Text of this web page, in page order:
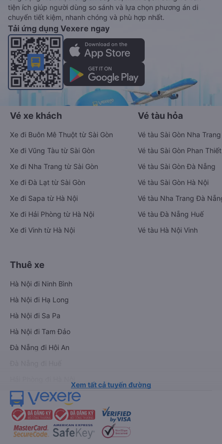
tiện ích giúp người dùng so sánh và lựa chọn phương án di
chuyển tiết kiệm, nhanh chóng và phù hợp nhất.
Tải ứng dụng Vexere ngay
Vé xe khách
Xe đi Buôn Mê Thuột từ Sài Gòn
Xe đi Vũng Tàu từ Sài Gòn
Xe đi Nha Trang từ Sài Gòn
Xe đi Đà Lạt từ Sài Gòn
Xe đi Sapa từ Hà Nội
Xe đi Hải Phòng từ Hà Nội
Xe đi Vinh từ Hà Nội
Vé tàu hỏa
Vé tàu Sài Gòn Nha Trang
Vé tàu Sài Gòn Phan Thiết
Vé tàu Sài Gòn Đà Nẵng
Vé tàu Sài Gòn Hà Nội
Vé tàu Nha Trang Đà
Vé tàu Đà Nẵng Huế
Vé tàu Hà Nội Vinh
Thuê xe
Hà Nội đi Ninh Bình
Hà Nội đi Hạ Long
Hà Nội đi Sa Pa
Hà Nội đi Tam Đảo
Đà Nẵng đi Hội An
Xem tất cả tuyến đường